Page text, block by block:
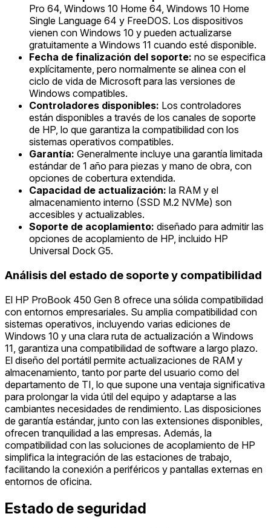
Pro 64, Windows 10 Home 64, Windows 10 Home
Single Language 64 y FreeDOS. Los dispositivos
vienen con Windows 10 y pueden actualizarse
gratuitamente a Windows 11 cuando esté disponible.
Fecha de finalización del soporte: no se especifica
explícitamente, pero normalmente se alinea con el
ciclo de vida de Microsoft para las versiones de
Windows compatibles.
Controladores disponibles: Los controladores
están disponibles a través de los canales de soporte
de HP, lo que garantiza la compatibilidad con los
sistemas operativos compatibles.
Garantía: Generalmente incluye una garantía limitada
estándar de 1 año para piezas y mano de obra, con
opciones de cobertura extendida.
Capacidad de actualización: la RAM y el
almacenamiento interno (SSD M.2 NVMe) son
accesibles y actualizables.
Soporte de acoplamiento: diseñado para admitir las
opciones de acoplamiento de HP, incluido HP
Universal Dock G5.
Análisis del estado de soporte y compatibilidad
El HP ProBook 450 Gen 8 ofrece una sólida compatibilidad
con entornos empresariales. Su amplia compatibilidad con
sistemas operativos, incluyendo varias ediciones de
Windows 10 y una clara ruta de actualización a Windows
11, garantiza una compatibilidad de software a largo plazo.
El diseño del portátil permite actualizaciones de RAM y
almacenamiento, tanto por parte del usuario como del
departamento de TI, lo que supone una ventaja significativa
para prolongar la vida útil del equipo y adaptarse a las
cambiantes necesidades de rendimiento. Las disposiciones
de garantía estándar, junto con las extensiones disponibles,
ofrecen tranquilidad a las empresas. Además, la
compatibilidad con las soluciones de acoplamiento de HP
simplifica la integración de las estaciones de trabajo,
facilitando la conexión a periféricos y pantallas externas en
entornos de oficina.
Estado de seguridad